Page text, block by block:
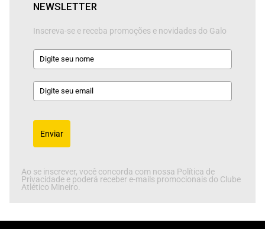
NEWSLETTER
Inscreva-se e receba promoções e novidades do Galo
Enviar
Ao se inscrever, você concorda com nossa Política de
Privacidade e poderá receber e-mails promocionais do Clube
Atlético Mineiro.